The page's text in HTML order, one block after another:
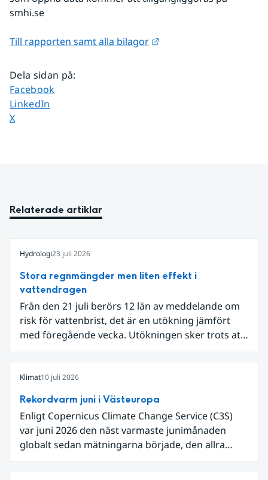
smhi.se
Till rapporten samt alla bilagor
Dela sidan på:
Dela sidan på
Facebook
Dela sidan på
LinkedIn
Dela sidan på
X
Relaterade artiklar
Hydrologi23 juli 2026
Stora regnmängder men liten effekt i
vattendragen
Från den 21 juli berörs 12 län av meddelande om
risk för vattenbrist, det är en utökning jämfört
med föregående vecka. Utökningen sker trots att
och att det på en del håll då kom rikliga
nederbördsmängder.
Klimat10 juli 2026
Rekordvarm juni i Västeuropa
Enligt Copernicus Climate Change Service (C3S)
var juni 2026 den näst varmaste junimånaden
globalt sedan mätningarna började, den allra